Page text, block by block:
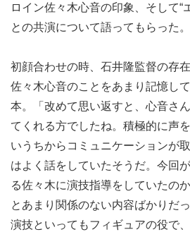
ロイン佐々木心音の印象、そして“
との共演について語ってもらった。
初顔合わせの時、石井隆監督の存
佐々木心音のことをあまり記憶し
本。「改めて思い返すと、心音さ
てくれる方でしたね。積極的に声
いうちからコミュニケーションが
はよく話をしていたそうだ。今回
る佐々木に演技指導をしていたの
とあまり関係のない内容ばかりだ
演技といってもフィギュアの役で